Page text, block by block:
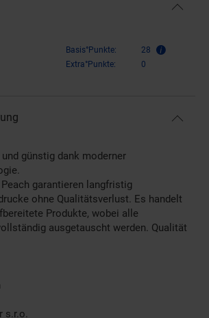
Basis°Punkte:
28
Extra°Punkte:
0
günstig dank moderner
garantieren langfristig
ohne Qualitätsverlust. Es handelt
Produkte, wobei alle
ausgetauscht werden. Qualität
s.r.o.